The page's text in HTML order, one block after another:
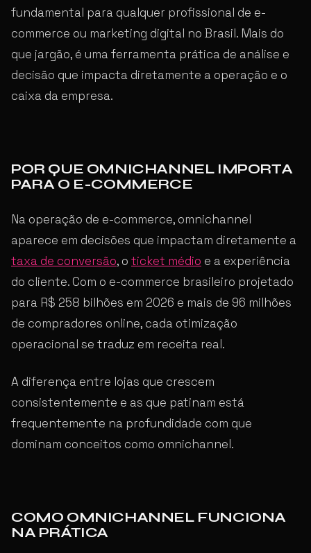
fundamental para qualquer profissional de e-
commerce ou marketing digital no Brasil. Mais do
que jargão, é uma ferramenta prática de análise e
decisão que impacta diretamente a operação e o
caixa da empresa.
POR QUE OMNICHANNEL IMPORTA
PARA O E-COMMERCE
Na operação de e-commerce, omnichannel
aparece em decisões que impactam diretamente a
taxa de conversão, o ticket médio e a experiência
do cliente. Com o e-commerce brasileiro projetado
para R$ 258 bilhões em 2026 e mais de 96 milhões
de compradores online, cada otimização
operacional se traduz em receita real.
A diferença entre lojas que crescem
consistentemente e as que patinam está
frequentemente na profundidade com que
dominam conceitos como omnichannel.
COMO OMNICHANNEL FUNCIONA
NA PRÁTICA